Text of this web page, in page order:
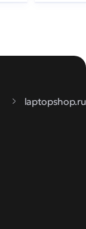
laptopshop.ru